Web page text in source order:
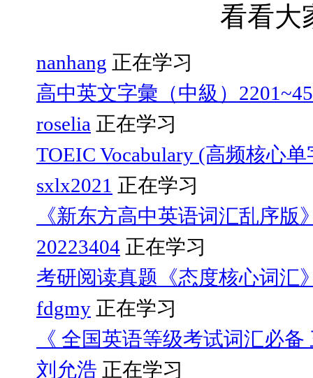
看看大
nanhang 正在学习
高中英文字彙（中級）
roselia 正在学习
TOEIC Vocabulary (高频核心
sxlx2021 正在学习
《新东方高中英语词汇乱序版
20223404 正在学习
考研阅读真题《态度核心词汇
fdgmy 正在学习
《 全国英语等级考试词汇必备
刘允浩 正在学习